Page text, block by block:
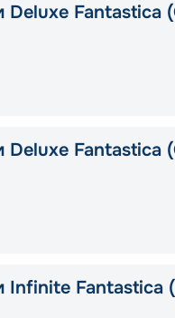
Fantastica
Fantastica
Infinite Fantastica